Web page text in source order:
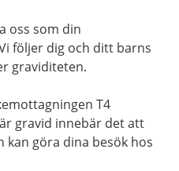
oss som din
följer dig och ditt barns
graviditeten.
T4
gravid innebär det att
kan göra dina besök hos